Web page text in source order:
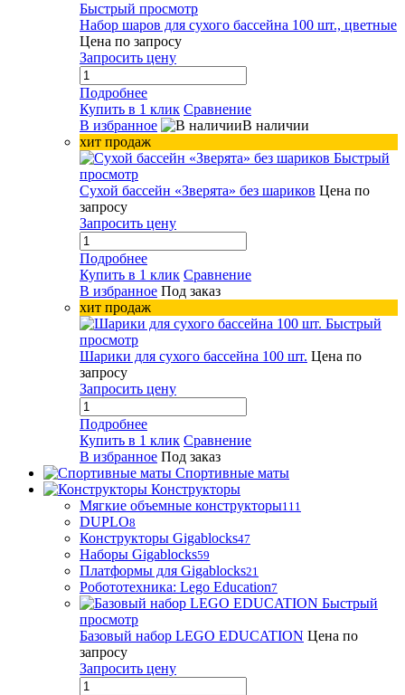
Быстрый просмотр
Набор шаров для сухого бассейна 100 шт., цветные
Цена по запросу
Запросить цену
Подробнее
Купить в 1 клик Сравнение
В избранное
В наличии
хит продаж
Быстрый
просмотр
Сухой бассейн «Зверята» без шариков Цена по
запросу
Запросить цену
Подробнее
Купить в 1 клик Сравнение
В избранное Под заказ
хит продаж
Быстрый
просмотр
Шарики для сухого бассейна 100 шт. Цена по
запросу
Запросить цену
Подробнее
Купить в 1 клик Сравнение
В избранное Под заказ
Спортивные маты
Конструкторы
Мягкие объемные конструкторы111
DUPLO8
Конструкторы Gigablocks47
Наборы Gigablocks59
Платформы для Gigablocks21
Робототехника: Lego Education7
Быстрый
просмотр
Базовый набор LEGO EDUCATION Цена по
запросу
Запросить цену